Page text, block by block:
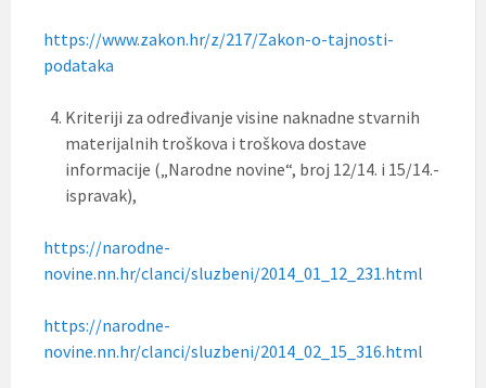
https://www.zakon.hr/z/217/Zakon-o-tajnosti-
podataka
Kriteriji za određivanje visine naknadne stvarnih
materijalnih troškova i troškova dostave
informacije („Narodne novine“, broj 12/14. i 15/14.-
ispravak),
https://narodne-
novine.nn.hr/clanci/sluzbeni/2014_01_12_231.html
https://narodne-
novine.nn.hr/clanci/sluzbeni/2014_02_15_316.html